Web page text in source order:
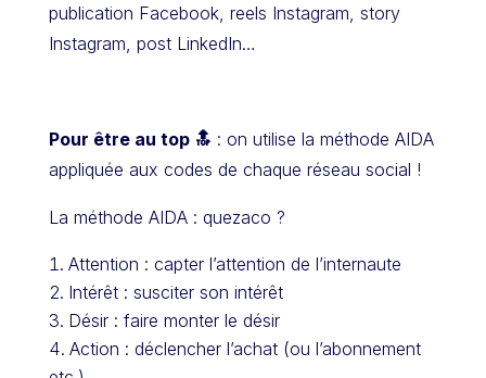
publication Facebook, reels Instagram, story
Instagram, post LinkedIn…
Pour être au top 🔝 : on utilise la méthode AIDA
appliquée aux codes de chaque réseau social !
La méthode AIDA : quezaco ?
Attention : capter l’attention de l’internaute
Intérêt : susciter son intérêt
Désir : faire monter le désir
Action : déclencher l’achat (ou l’abonnement